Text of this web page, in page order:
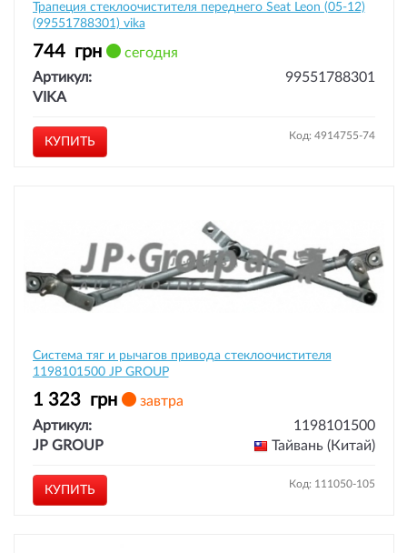
Трапеция стеклоочистителя переднего Seat Leon (05-12)
(99551788301) vika
744 грн
сегодня
Артикул:
99551788301
VIKA
КУПИТЬ Код: 4914755-74
Система тяг и рычагов привода стеклоочистителя
1198101500 JP GROUP
1 323 грн
завтра
Артикул:
1198101500
JP GROUP
Тайвань (Китай)
КУПИТЬ Код: 111050-105